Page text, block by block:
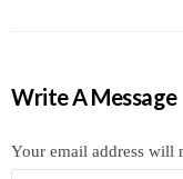
Write A Message
Your email address will